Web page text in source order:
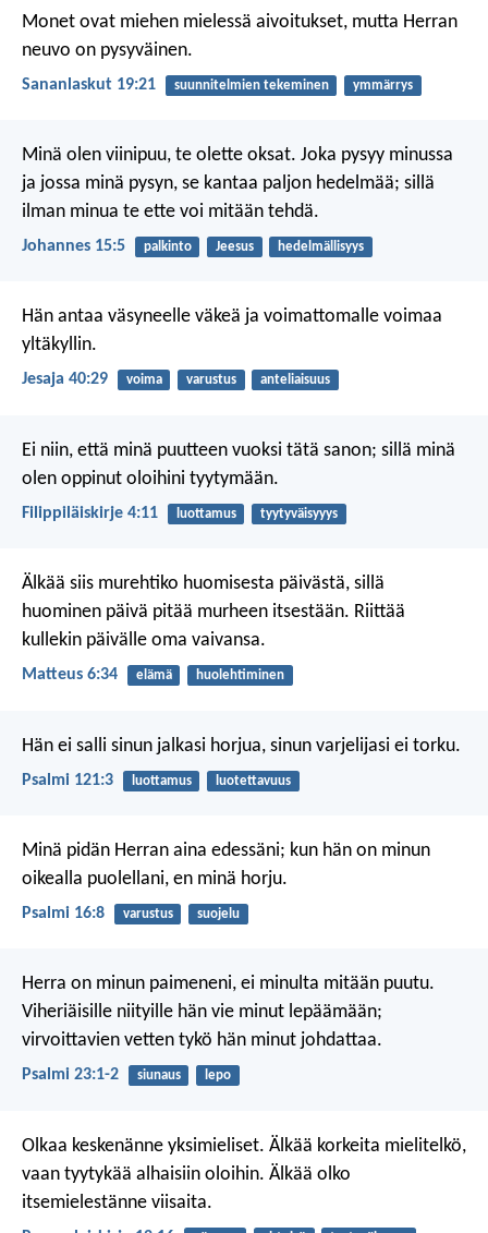
Monet ovat miehen mielessä aivoitukset, mutta Herran
neuvo on pysyväinen.
Sananlaskut 19:21 suunnitelmien tekeminen ymmärrys
Minä olen viinipuu, te olette oksat. Joka pysyy minussa
ja jossa minä pysyn, se kantaa paljon hedelmää; sillä
ilman minua te ette voi mitään tehdä.
Johannes 15:5 palkinto Jeesus hedelmällisyys
Hän antaa väsyneelle väkeä ja voimattomalle voimaa
yltäkyllin.
Jesaja 40:29 voima varustus anteliaisuus
Ei niin, että minä puutteen vuoksi tätä sanon; sillä minä
olen oppinut oloihini tyytymään.
Filippiläiskirje 4:11 luottamus tyytyväisyyys
Älkää siis murehtiko huomisesta päivästä, sillä
huominen päivä pitää murheen itsestään. Riittää
kullekin päivälle oma vaivansa.
Matteus 6:34 elämä huolehtiminen
Hän ei salli sinun jalkasi horjua, sinun varjelijasi ei torku.
Psalmi 121:3 luottamus luotettavuus
Minä pidän Herran aina edessäni; kun hän on minun
oikealla puolellani, en minä horju.
Psalmi 16:8 varustus suojelu
Herra on minun paimeneni, ei minulta mitään puutu.
Viheriäisille niityille hän vie minut lepäämään;
virvoittavien vetten tykö hän minut johdattaa.
Psalmi 23:1-2 siunaus lepo
Olkaa keskenänne yksimieliset. Älkää korkeita mielitelkö,
vaan tyytykää alhaisiin oloihin. Älkää olko
itsemielestänne viisaita.